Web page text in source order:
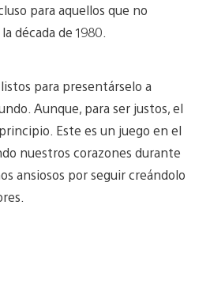
para aquellos que no
década de 1980.
para presentárselo a
Aunque, para ser justos, el
Este es un juego en el
nuestros corazones durante
ansiosos por seguir creándolo